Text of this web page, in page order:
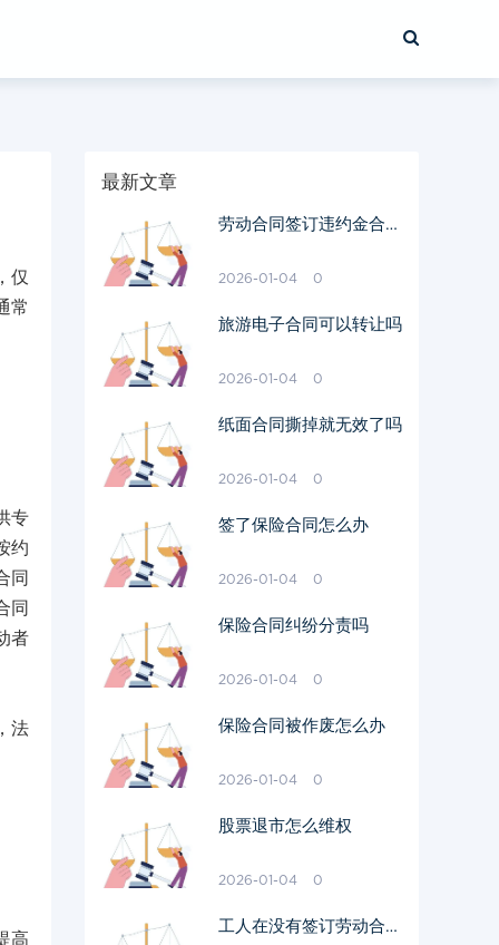
仅
常
专
约
同
同
者
法
高
最新文章
劳动合同签订违约金合法
2026-01-04 0
旅游电子合同可以转让吗
2026-01-04 0
纸面合同撕掉就无效了吗
2026-01-04 0
签了保险合同怎么办
2026-01-04 0
保险合同纠纷分责吗
2026-01-04 0
保险合同被作废怎么办
2026-01-04 0
股票退市怎么维权
2026-01-04 0
工人在没有签订劳动合同